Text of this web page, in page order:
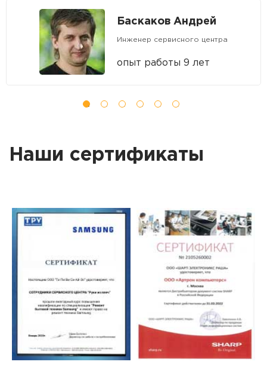
Баскаков Андрей
Инженер сервисного центра
опыт работы 9 лет
Наши сертификаты